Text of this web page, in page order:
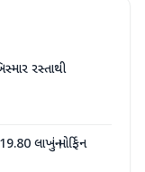
રસ્તાથી
લાખનું મોર્ફિન